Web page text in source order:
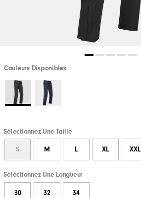
Couleurs Disponibles
Sélectionnez Une Taille
S M L XL XXL
Sélectionnez Une Longueur
30 32 34